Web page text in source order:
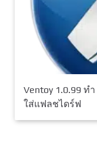
Ventoy 1.0.99 ท
ใส่แฟลชไดร์ฟ